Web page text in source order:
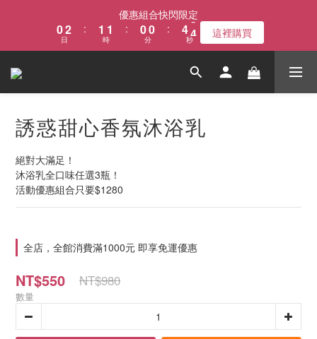
優惠組合快閃限定
02
1
日
:
1
0
1
0
時
:
1
0
1
0
分
:
5
4
3
0
2
1
0
秒 這裡購買
誘惑甜心香氛沐浴乳
絕對大滿足！
沐浴乳全口味任選3瓶！
活動優惠組合只要$1280
全店，全館消費滿1000元 即享免運優惠
NT$550 NT$980
數量